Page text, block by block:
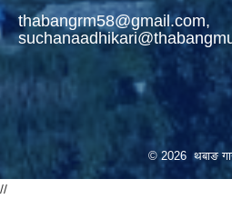
thabangrm58@gmail.com,
© 2026 थबाङ
//